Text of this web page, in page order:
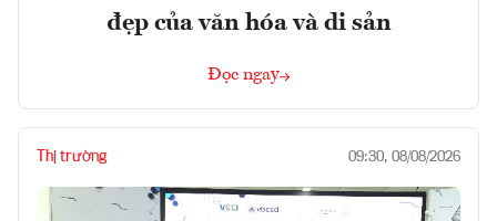
đẹp của văn hóa và di sản
Đọc ngay
Thị trường 09:30, 08/08/2026